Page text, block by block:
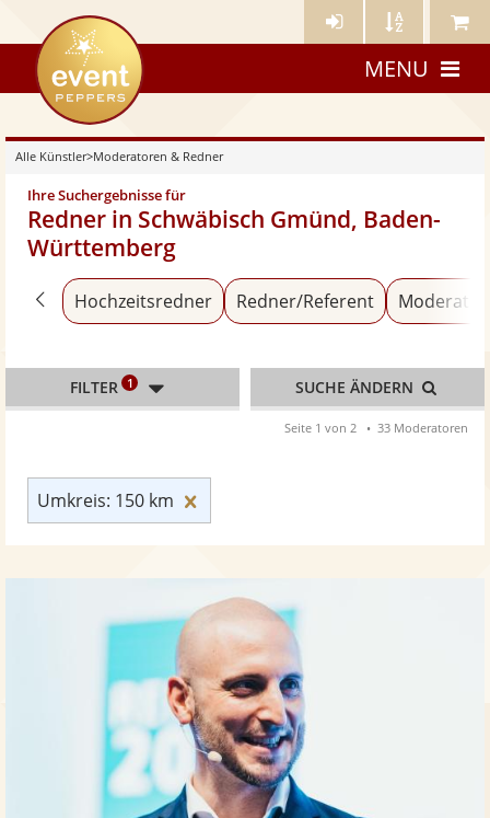
Künstler- Künstler Meine
eventpeppers
MENU
Alle Künstler>Moderatoren & Redner
Ihre Suchergebnisse für
Redner in Schwäbisch Gmünd, Baden-
Württemberg
Zurück zu «Alle Künstler»
Hochzeitsredner Redner/Referent Moderator
Umkreis: 150 km
FILTER 1 SUCHE ÄNDERN
Seite 1 von 2 33 Moderatoren